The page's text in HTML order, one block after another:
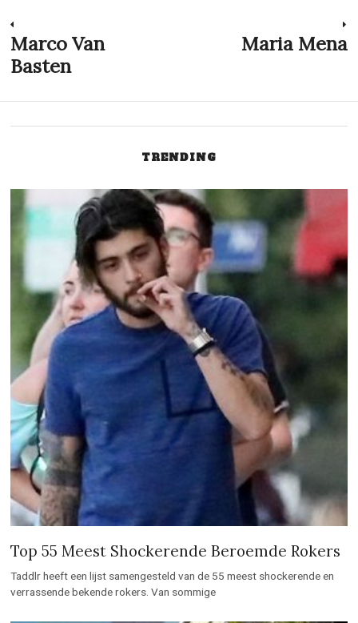
Post
navigation
Previous
post:
Marco Van
Basten
Maria Mena
TRENDING
Top 55 Meest Shockerende Beroemde Rokers
Taddlr heeft een lijst samengesteld van de 55 meest shockerende en
verrassende bekende rokers. Van sommige